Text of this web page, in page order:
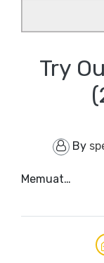
Try
By
Memuat…